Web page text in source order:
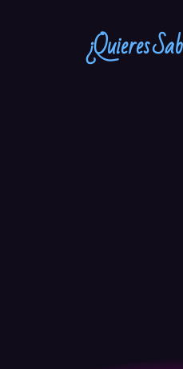
¿Quieres